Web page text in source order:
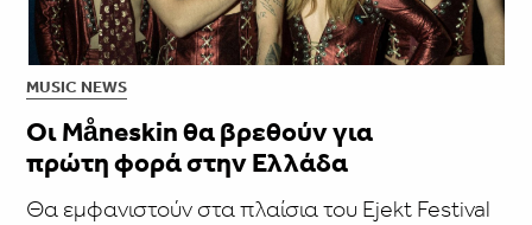
MUSIC NEWS
Οι Måneskin θα βρεθούν για
πρώτη φορά στην Ελλάδα
Θα εμφανιστούν στα πλαίσια του Ejekt Festival